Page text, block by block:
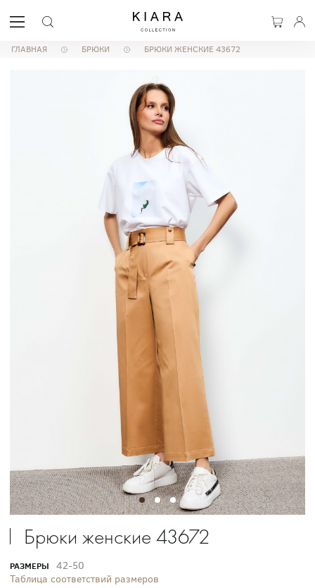
ГЛАВНАЯ БРЮКИ БРЮКИ ЖЕНСКИЕ 43672
Брюки женские 43672
РАЗМЕРЫ
42-50
Таблица соответствий размеров